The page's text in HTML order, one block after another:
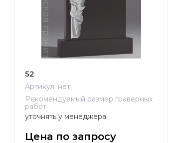
52
Артикул: нет
Рекомендуемый размер граверных
работ
уточнять у менеджера
Цена по запросу